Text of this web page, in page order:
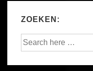
ZOEKEN:
Search